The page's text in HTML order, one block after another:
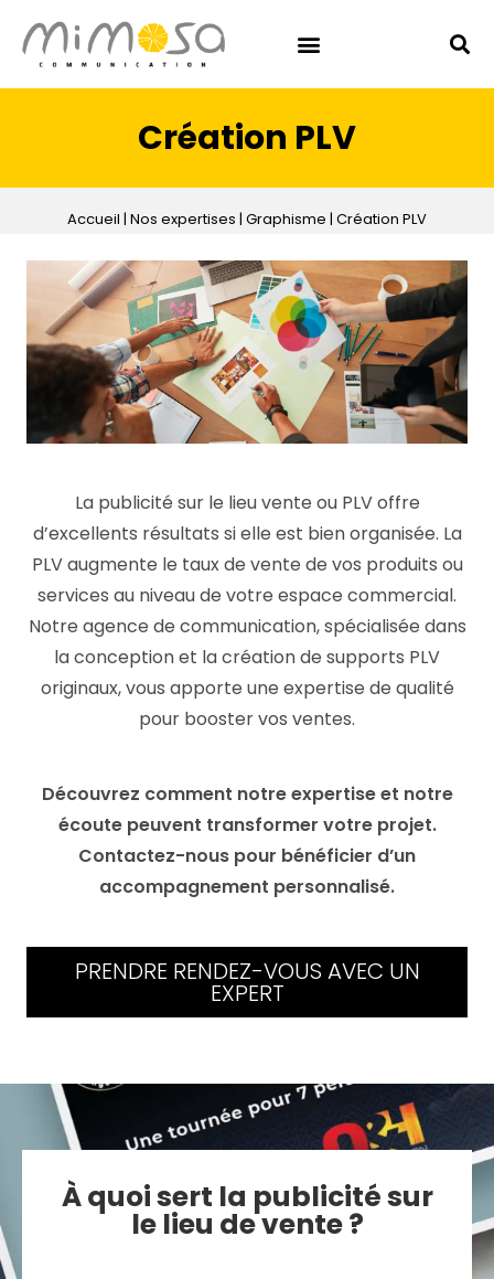
Création PLV
Accueil | Nos expertises | Graphisme | Création PLV
La publicité sur le lieu vente ou PLV offre
d’excellents résultats si elle est bien organisée. La
PLV augmente le taux de vente de vos produits ou
services au niveau de votre espace commercial.
Notre agence de communication, spécialisée dans
la conception et la création de supports PLV
originaux, vous apporte une expertise de qualité
pour booster vos ventes.
Découvrez comment notre expertise et notre
écoute peuvent transformer votre projet.
Contactez-nous pour bénéficier d’un
accompagnement personnalisé.
PRENDRE RENDEZ-VOUS AVEC UN
EXPERT
À quoi sert la publicité sur
le lieu de vente ?